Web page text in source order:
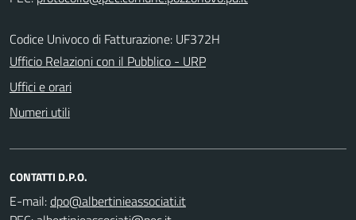
Codice Univoco di Fatturazione: UF372H
Ufficio Relazioni con il Pubblico - URP
Uffici e orari
Numeri utili
CONTATTI D.P.O.
E-mail: